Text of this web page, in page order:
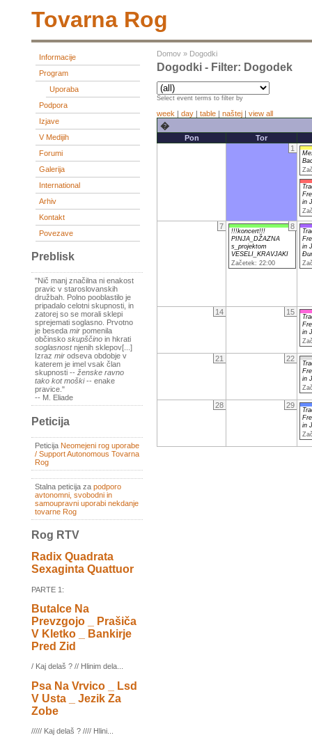
Tovarna Rog
Informacije
Program
Uporaba
Podpora
Izjave
V Medijih
Forumi
Galerija
International
Arhiv
Kontakt
Povezave
Preblisk
"Nič manj značilna ni enakost
pravic v staroslovanskih
družbah. Polno pooblastilo je
pripadalo celotni skupnosti, in
zatorej so se morali sklepi
sprejemati soglasno. Prvotno
je beseda mir pomenila
občinsko skupščino in hkrati
soglasnostnjenih sklepov[...]
Izraz mir odseva obdobje v
katerem je imel vsak član
skupnosti -- ženske ravno
tako kot moški-- enake
pravice."
-- M. Eliade
Peticija
Peticija Neomejeni rog uporabe
/ Support Autonomous Tovarna
Rog
Stalna peticija za podporo
avtonomni, svobodni in
samoupravni uporabi nekdanje
tovarne Rog
Rog RTV
Radix Quadrata
Sexaginta Quattuor
PARTE 1:
Butalce Na
Prevzgojo _ Prašiča
V Kletko _ Bankirje
Pred Zid
/ Kaj delaš ? // Hlinim dela...
Psa Na Vrvico _ Lsd
V Usta _ Jezik Za
Zobe
///// Kaj delaš ? //// Hlini...
Domov » Dogodki
Dogodki - Filter: Dogodek
Select event terms to filter by
week | day | table | naštej | view all
�
Pon
Tor
1
in
7 8
!!!koncert!!!
PINJA_DŽAZNA
s_projektom
VESELI_KRAVJAKI
Začetek: 22:00
in
14 15
in
21 22
in
28 29
in